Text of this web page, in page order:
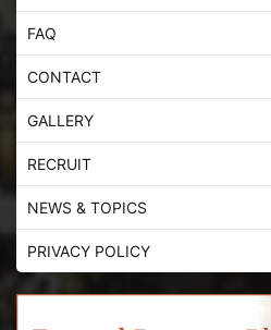
FAQ
CONTACT
GALLERY
RECRUIT
NEWS & TOPICS
PRIVACY POLICY